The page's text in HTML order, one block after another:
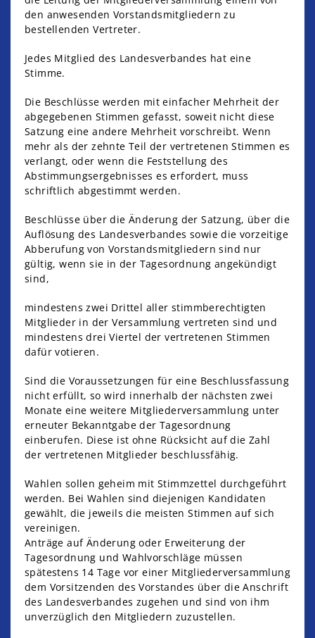
den anwesenden Vorstandsmitgliedern zu
bestellenden Vertreter.
Jedes Mitglied des Landesverbandes hat eine
Stimme.
Die Beschlüsse werden mit einfacher Mehrheit der
abgegebenen Stimmen gefasst, soweit nicht diese
Satzung eine andere Mehrheit vorschreibt. Wenn
mehr als der zehnte Teil der vertretenen Stimmen es
verlangt, oder wenn die Feststellung des
Abstimmungsergebnisses es erfordert, muss
schriftlich abgestimmt werden.
Beschlüsse über die Änderung der Satzung, über die
Auflösung des Landesverbandes sowie die vorzeitige
Abberufung von Vorstandsmitgliedern sind nur
gültig, wenn sie in der Tagesordnung angekündigt
sind,
mindestens zwei Drittel aller stimmberechtigten
Mitglieder in der Versammlung vertreten sind und
mindestens drei Viertel der vertretenen Stimmen
dafür votieren.
Sind die Voraussetzungen für eine Beschlussfassung
nicht erfüllt, so wird innerhalb der nächsten zwei
Monate eine weitere Mitgliederversammlung unter
erneuter Bekanntgabe der Tagesordnung
einberufen. Diese ist ohne Rücksicht auf die Zahl
der vertretenen Mitglieder beschlussfähig.
Wahlen sollen geheim mit Stimmzettel durchgeführt
werden. Bei Wahlen sind diejenigen Kandidaten
gewählt, die jeweils die meisten Stimmen auf sich
vereinigen.
Anträge auf Änderung oder Erweiterung der
Tagesordnung und Wahlvorschläge müssen
spätestens 14 Tage vor einer Mitgliederversammlung
dem Vorsitzenden des Vorstandes über die Anschrift
des Landesverbandes zugehen und sind von ihm
unverzüglich den Mitgliedern zuzustellen.